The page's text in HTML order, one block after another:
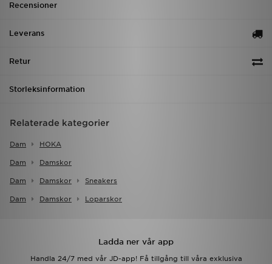
Recensioner
Leverans
Retur
Storleksinformation
Relaterade kategorier
Dam HOKA
Dam Damskor
Dam Damskor Sneakers
Dam Damskor Loparskor
Ladda ner vår app
Handla 24/7 med vår JD-app! Få tillgång till våra exklusiva